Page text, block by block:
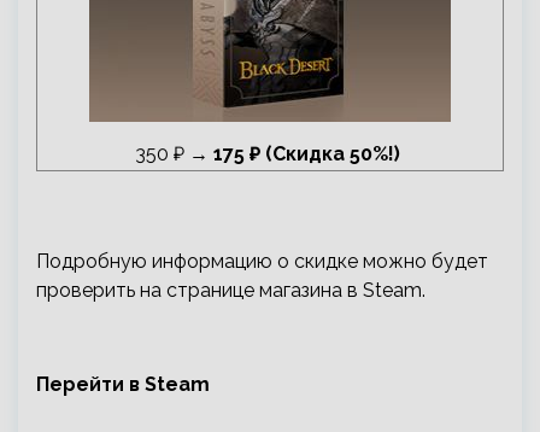
350 ₽ → 175 ₽ (Скидка 50%!)
Подробную информацию о скидке можно будет
проверить на странице магазина в Steam.
Перейти в Steam